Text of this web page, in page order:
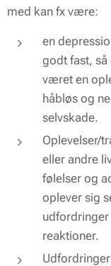
med kan fx være:
en
godt fast,
været en
håbløs og
selvskade.
Oplevelser/
eller andre
følelser og
oplever sig
reaktioner.